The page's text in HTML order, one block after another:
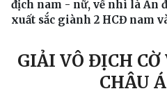
địch nam - nữ, về nhì là Ấn
xuất sắc giành 2 HCĐ nam
GIẢI VÔ ĐỊCH
CHÂU